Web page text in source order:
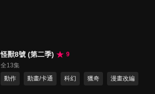
怪獸8號 (第二季)
9
全13集
動作
動畫/卡通 科幻 獵奇 漫畫改編